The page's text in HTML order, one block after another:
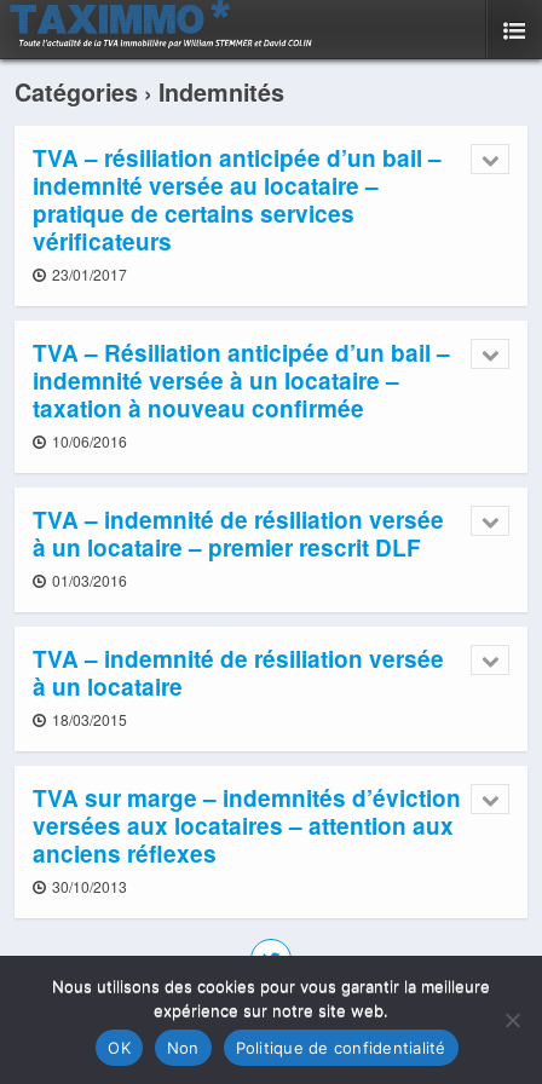
Catégories › Indemnités
TVA – résiliation anticipée d’un bail –
indemnité versée au locataire –
pratique de certains services
vérificateurs
23/01/2017
TVA – Résiliation anticipée d’un bail –
indemnité versée à un locataire –
taxation à nouveau confirmée
10/06/2016
TVA – indemnité de résiliation versée
à un locataire – premier rescrit DLF
01/03/2016
TVA – indemnité de résiliation versée
à un locataire
18/03/2015
TVA sur marge – indemnités d’éviction
versées aux locataires – attention aux
anciens réflexes
30/10/2013
Nous utilisons des cookies pour vous garantir la meilleure
expérience sur notre site web.
OK
Non Politique de confidentialité